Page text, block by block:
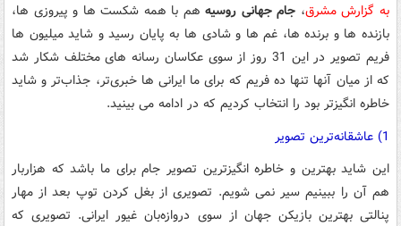
به گزارش مشرق، جام جهانی روسیههم با همه شکست ها و پیروزی ها،
بازنده ها و برنده ها، غم ها و شادی ها به پایان رسید و شاید میلیون ها
فریم تصویر در این 31 روز از سوی عکاسان رسانه های مختلف شکار شد
که از میان آنها تنها ده فریم که برای ما ایرانی ها خبری‌تر، جذاب‌تر و شاید
خاطره انگیزتر بود را انتخاب کردیم که در ادامه می بینید.
1) عاشقانه‌ترین تصویر
این شاید بهترین و خاطره انگیزترین تصویر جام برای ما باشد که هزاربار
هم آن را ببینیم سیر نمی شویم. تصویری از بغل کردن توپ بعد از مهار
پنالتی بهترین بازیکن جهان از سوی دروازه‌بان غیور ایرانی. تصویری که